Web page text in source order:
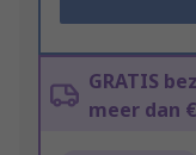
GRATIS
meer dan